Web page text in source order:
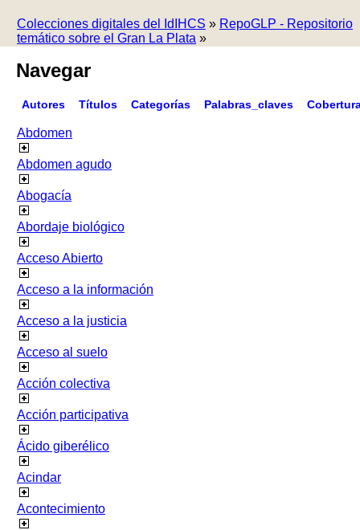
Colecciones digitales del IdIHCS » RepoGLP - Repositorio
temático sobre el Gran La Plata »
Navegar
Autores Títulos Categorías Palabras_claves
Abdomen
Abdomen agudo
Abogacía
Abordaje biológico
Acceso Abierto
Acceso a la información
Acceso a la justicia
Acceso al suelo
Acción colectiva
Acción participativa
Ácido giberélico
Acindar
Acontecimiento